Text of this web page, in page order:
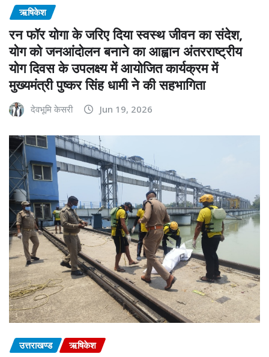
ऋषिकेश
रन फॉर योगा के जरिए दिया स्वस्थ जीवन का संदेश,
योग को जनआंदोलन बनाने का आह्वान अंतरराष्ट्रीय
योग दिवस के उपलक्ष्य में आयोजित कार्यक्रम में
मुख्यमंत्री पुष्कर सिंह धामी ने की सहभागिता
देवभूमि केसरी Jun 19, 2026
उत्तराखण्ड ऋषिकेश